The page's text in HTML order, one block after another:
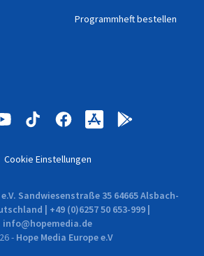
Programmheft bestellen
Cookie Einstellungen
Sandwiesenstraße 35 64665 Alsbach-
| +49 (0)6257 50 653-999 |
info@hopemedia.de
- Hope Media Europe e.V